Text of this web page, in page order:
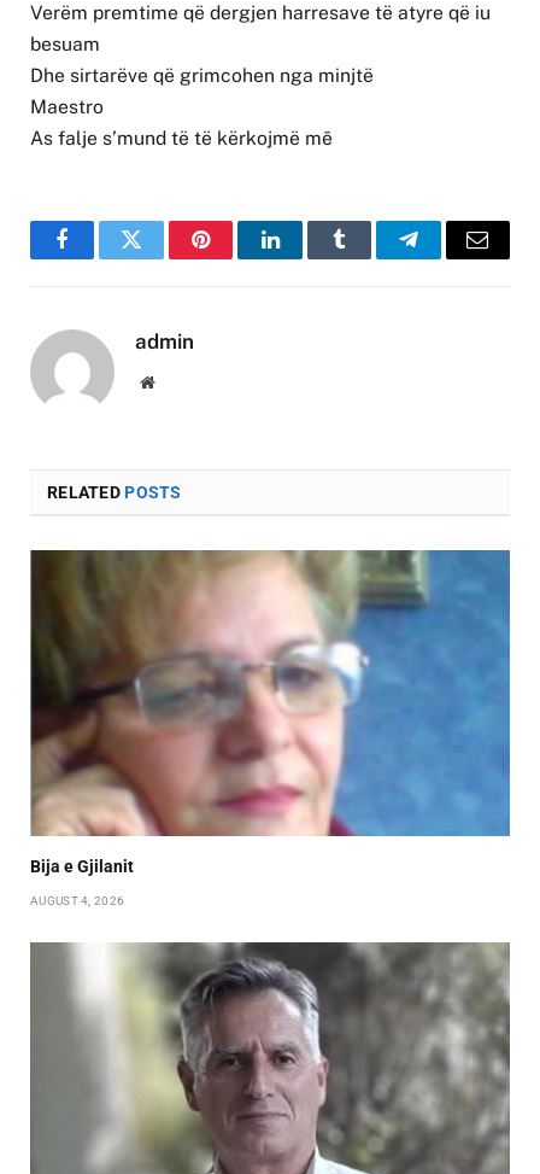
Verëm premtime që dergjen harresave të atyre që iu
besuam
Dhe sirtarëve që grimcohen nga minjtë
Maestro
As falje s’mund të të kërkojmë mē
FacebookTwitter PinterestLinkedInTumblr TelegramEmail
admin
Website
RELATEDPOSTS
Bija e Gjilanit
AUGUST 4, 2026